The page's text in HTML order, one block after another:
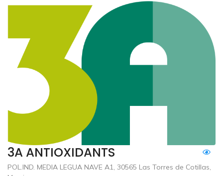
3A ANTIOXIDANTS
POL.IND. MEDIA LEGUA NAVE A1, 30565 Las Torres de Cotillas,